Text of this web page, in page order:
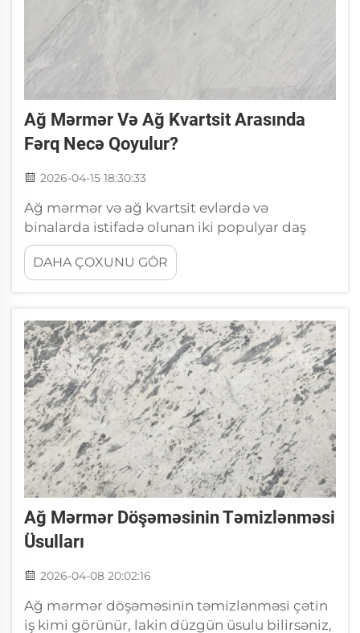
Ağ Mərmər Və Ağ Kvartsit Arasında
Fərq Necə Qoyulur?
2026-04-15 18:30:33
Ağ mərmər və ağ kvartsit evlərdə və
binalarda istifadə olunan iki populyar daş
növüdür. Onlar bir-birinə bənzəyirlər, lakin
əslində çox fərqlidirlər. Onları bir-birindən
ayırmağı bilmək, xüsusilə Yingliang kimi
DAHA ÇOXUNU GÖR
Ağ Mərmər Döşəməsinin Təmizlənməsi
Üsulları
2026-04-08 20:02:16
Ağ mərmər döşəməsinin təmizlənməsi çətin
iş kimi görünür, lakin düzgün üsulu bilirsəniz,